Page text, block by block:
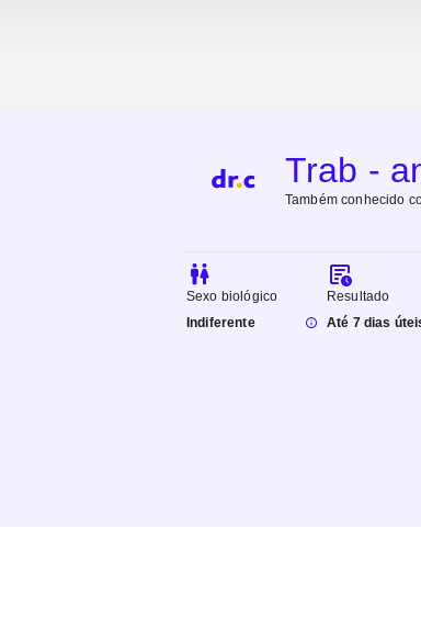
Trab -
Também conhecido
Sexo biológico
Indiferente
Resultado
Até 7 dias